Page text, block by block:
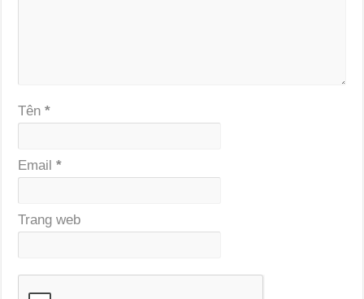
Tên*
Email*
Trang web